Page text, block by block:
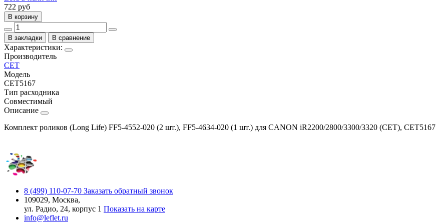
722 руб
В корзину
В закладки В сравнение
Характеристики:
Производитель
CET
Модель
CET5167
Тип расходника
Совместимый
Описание
Комплект роликов (Long Life) FF5-4552-020 (2 шт.), FF5-4634-020 (1 шт.) для CANON iR2200/2800/3300/3320 (CET), CET5167
8 (499) 110-07-70 Заказать обратный звонок
109029, Москва,
ул. Радио, 24, корпус 1 Показать на карте
info@leflet.ru